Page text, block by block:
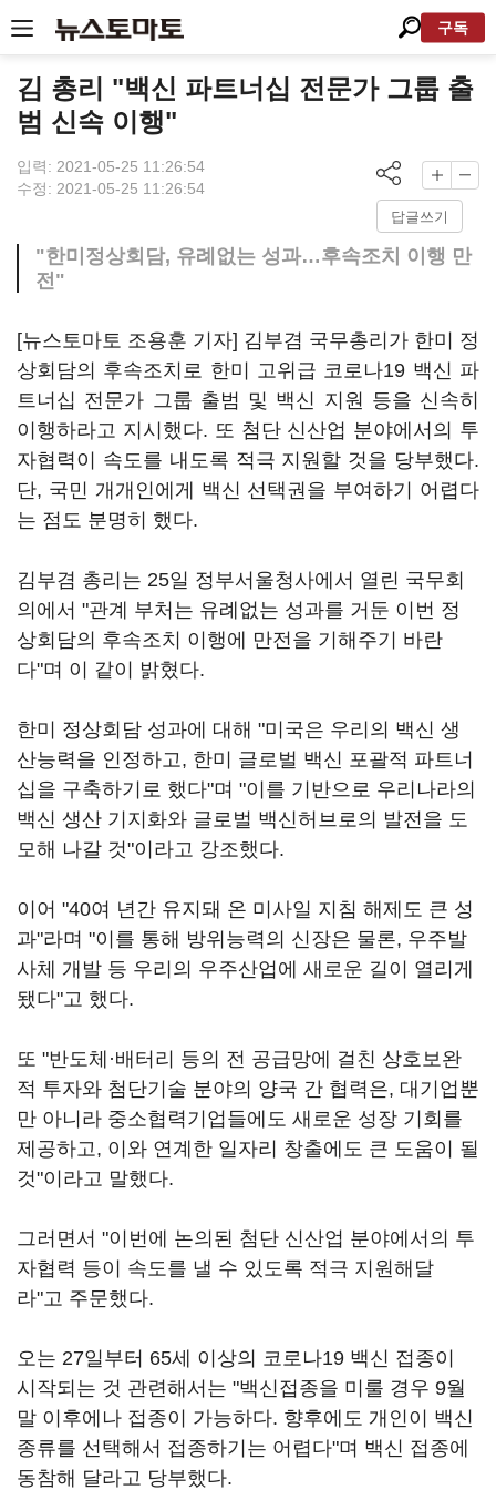
구독
김 총리 "백신 파트너십 전문가 그룹 출
범 신속 이행"
입력: 2021-05-25 11:26:54
수정: 2021-05-25 11:26:54
답글쓰기
"한미정상회담, 유례없는 성과…후속조치 이행 만
전"
[뉴스토마토 조용훈 기자] 김부겸 국무총리가 한미 정
상회담의 후속조치로 한미 고위급 코로나19 백신 파
트너십 전문가 그룹 출범 및 백신 지원 등을 신속히
이행하라고 지시했다. 또 첨단 신산업 분야에서의 투
자협력이 속도를 내도록 적극 지원할 것을 당부했다.
단, 국민 개개인에게 백신 선택권을 부여하기 어렵다
는 점도 분명히 했다.
김부겸 총리는 25일 정부서울청사에서 열린 국무회
의에서 "관계 부처는 유례없는 성과를 거둔 이번 정
상회담의 후속조치 이행에 만전을 기해주기 바란
다"며 이 같이 밝혔다.
한미 정상회담 성과에 대해 "미국은 우리의 백신 생
산능력을 인정하고, 한미 글로벌 백신 포괄적 파트너
십을 구축하기로 했다"며 "이를 기반으로 우리나라의
백신 생산 기지화와 글로벌 백신허브로의 발전을 도
모해 나갈 것"이라고 강조했다.
이어 "40여 년간 유지돼 온 미사일 지침 해제도 큰 성
과"라며 "이를 통해 방위능력의 신장은 물론, 우주발
사체 개발 등 우리의 우주산업에 새로운 길이 열리게
됐다"고 했다.
또 "반도체·배터리 등의 전 공급망에 걸친 상호보완
적 투자와 첨단기술 분야의 양국 간 협력은, 대기업뿐
만 아니라 중소협력기업들에도 새로운 성장 기회를
제공하고, 이와 연계한 일자리 창출에도 큰 도움이 될
것"이라고 말했다.
그러면서 "이번에 논의된 첨단 신산업 분야에서의 투
자협력 등이 속도를 낼 수 있도록 적극 지원해달
라"고 주문했다.
오는 27일부터 65세 이상의 코로나19 백신 접종이
시작되는 것 관련해서는 "백신접종을 미룰 경우 9월
말 이후에나 접종이 가능하다. 향후에도 개인이 백신
종류를 선택해서 접종하기는 어렵다"며 백신 접종에
동참해 달라고 당부했다.